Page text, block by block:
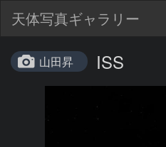
天体写真ギャラリー
山田昇 ISS